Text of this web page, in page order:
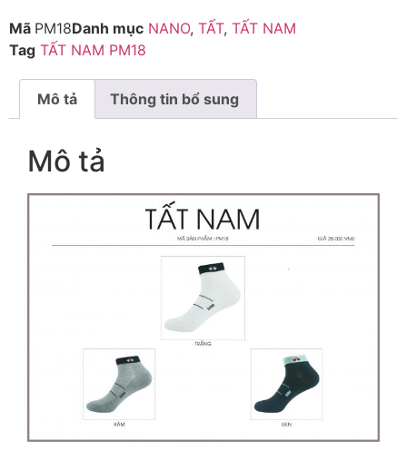
Mã PM18Danh mục NANO, TẤT, TẤT NAM
Tag TẤT NAM PM18
Mô tả Thông tin bổ sung
Mô tả